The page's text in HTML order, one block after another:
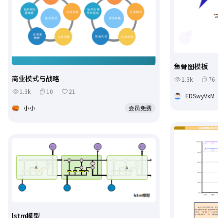
鱼骨图模板
1.3k
76
EDSwyVxM
商业模式与战略
1.3k 10
21
小小
会员免费
lstm模型